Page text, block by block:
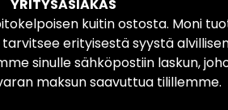
YRITYSASIAKAS
kuitin ostosta. Moni
erityisestä syystä
sinulle sähköpostiin laskun,
maksun saavuttua tilillemme.